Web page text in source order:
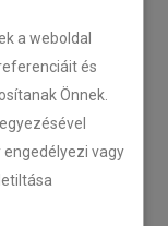
a weboldal
és
Önnek.
vagy